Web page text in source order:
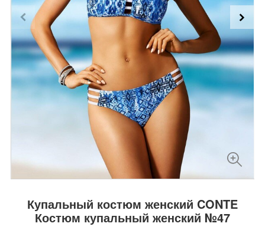
Купальный костюм женский CONTE
Костюм купальный женский №47